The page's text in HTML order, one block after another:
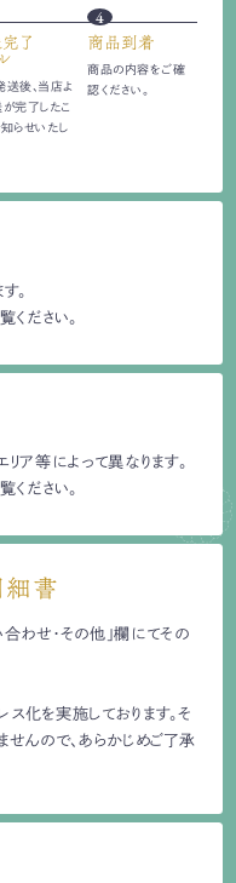
了
送後、当店よ
が完了したこ
知らせいたし
4
商品到着
商品の内容をご確
認ください。
。
ください。
ア等によって異なります。
ください。
細書
わせ・その他」欄にてその
化を実施しております。そ
んので、あらかじめご了承